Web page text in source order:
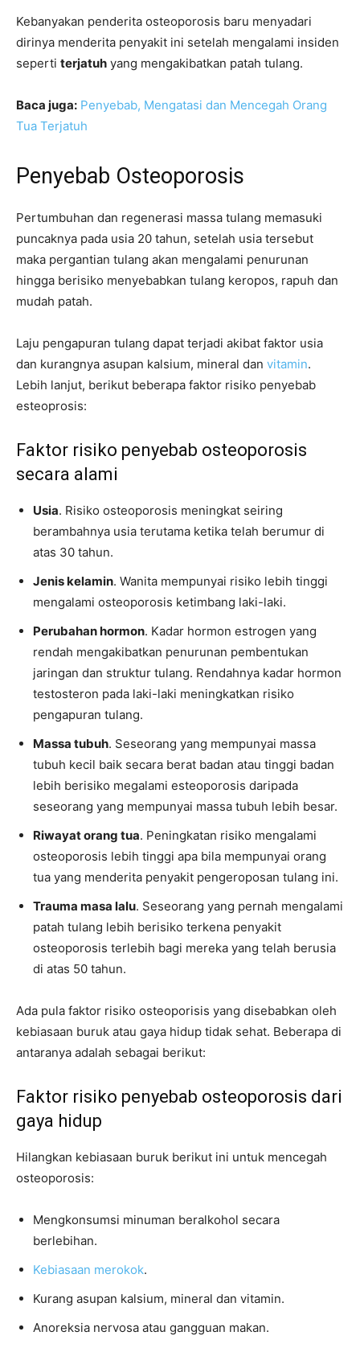
Kebanyakan penderita osteoporosis baru menyadari
dirinya menderita penyakit ini setelah mengalami insiden
seperti terjatuh yang mengakibatkan patah tulang.
Baca juga: Penyebab, Mengatasi dan Mencegah Orang
Tua Terjatuh
Penyebab Osteoporosis
Pertumbuhan dan regenerasi massa tulang memasuki
puncaknya pada usia 20 tahun, setelah usia tersebut
maka pergantian tulang akan mengalami penurunan
hingga berisiko menyebabkan tulang keropos, rapuh dan
mudah patah.
Laju pengapuran tulang dapat terjadi akibat faktor usia
dan kurangnya asupan kalsium, mineral dan vitamin.
Lebih lanjut, berikut beberapa faktor risiko penyebab
esteoprosis:
Faktor risiko penyebab osteoporosis
secara alami
Usia. Risiko osteoporosis meningkat seiring
berambahnya usia terutama ketika telah berumur di
atas 30 tahun.
Jenis kelamin. Wanita mempunyai risiko lebih tinggi
mengalami osteoporosis ketimbang laki-laki.
Perubahan hormon. Kadar hormon estrogen yang
rendah mengakibatkan penurunan pembentukan
jaringan dan struktur tulang. Rendahnya kadar hormon
testosteron pada laki-laki meningkatkan risiko
pengapuran tulang.
Massa tubuh. Seseorang yang mempunyai massa
tubuh kecil baik secara berat badan atau tinggi badan
lebih berisiko megalami esteoporosis daripada
seseorang yang mempunyai massa tubuh lebih besar.
Riwayat orang tua. Peningkatan risiko mengalami
osteoporosis lebih tinggi apa bila mempunyai orang
tua yang menderita penyakit pengeroposan tulang ini.
Trauma masa lalu. Seseorang yang pernah mengalami
patah tulang lebih berisiko terkena penyakit
osteoporosis terlebih bagi mereka yang telah berusia
di atas 50 tahun.
Ada pula faktor risiko osteoporisis yang disebabkan oleh
kebiasaan buruk atau gaya hidup tidak sehat. Beberapa di
antaranya adalah sebagai berikut:
Faktor risiko penyebab osteoporosis dari
gaya hidup
Hilangkan kebiasaan buruk berikut ini untuk mencegah
osteoporosis:
Mengkonsumsi minuman beralkohol secara
berlebihan.
Kebiasaan merokok.
Kurang asupan kalsium, mineral dan vitamin.
Anoreksia nervosa atau gangguan makan.